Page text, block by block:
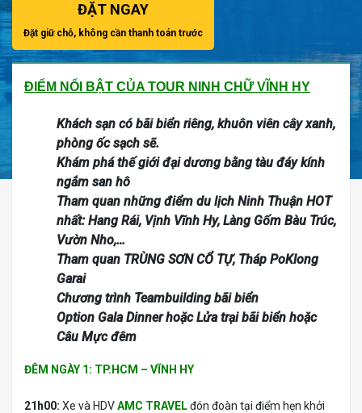
ĐẶT NGAY
Đặt giữ chỗ, không cần thanh toán trước
ĐIỂM NỔI BẬT CỦA TOUR NINH CHỮ VĨNH HY
Khách sạn có bãi biển riêng, khuôn viên cây xanh,
phòng ốc sạch sẽ.
Khám phá thế giới đại dương bằng tàu đáy kính
ngắm san hô
Tham quan những điểm du lịch Ninh Thuận HOT
nhất: Hang Rái, Vịnh Vĩnh Hy, Làng Gốm Bàu Trúc,
Vườn Nho,…
Tham quan TRÙNG SƠN CỔ TỰ, Tháp PoKlong
Garai
Chương trình Teambuilding bãi biển
Option Gala Dinner hoặc Lửa trại bãi biển hoặc
Câu Mực đêm
ĐÊM NGÀY 1: TP.HCM – VĨNH HY
21h00: Xe và HDVAMC TRAVELđón đoàn tại điểm hẹn khởi